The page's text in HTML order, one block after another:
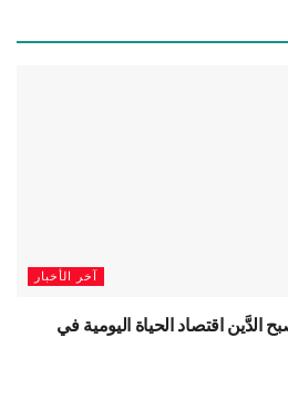
آخر الأخبار
اقتصاد الحياة اليومية في